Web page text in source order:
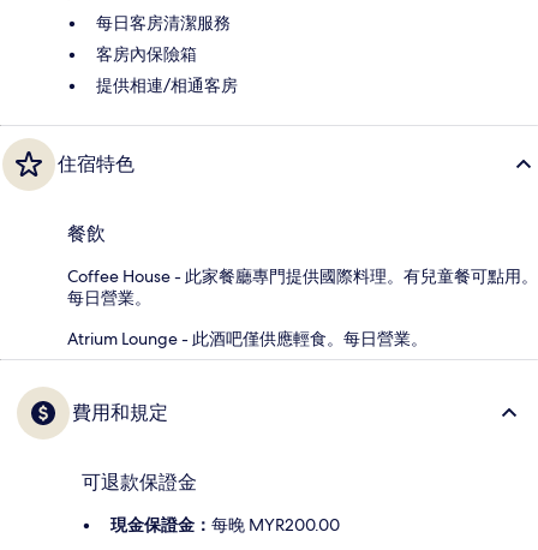
每日客房清潔服務
客房內保險箱
提供相連/相通客房
住宿特色
餐飲
Coffee House - 此家餐廳專門提供國際料理。有兒童餐可點用。
每日營業。
Atrium Lounge - 此酒吧僅供應輕食。每日營業。
費用和規定
可退款保證金
現金保證金： 每晚 MYR200.00